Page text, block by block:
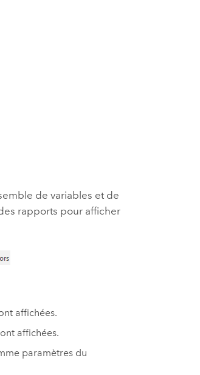
de variables et de
rapports pour afficher
affichées.
affichées.
paramètres du